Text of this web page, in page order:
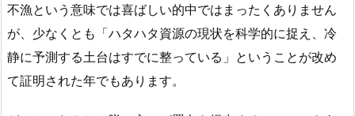
不漁という意味では喜ばしい的中ではまったくありません
が、少なくとも「ハタハタ資源の現状を科学的に捉え、冷
静に予測する土台はすでに整っている」ということが改め
て証明された年でもあります。